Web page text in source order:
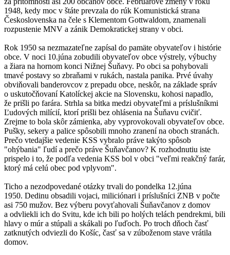
1948, kedy moc v štáte prevzala do rúk Komunistická strana
Československa na čele s Klementom Gottwaldom, znamenali
rozpustenie MNV a zánik Demokratickej strany v obci.
Rok 1950 sa nezmazateľne zapísal do pamäte obyvateľov i histórie
obce. V noci 10.júna zobudili obyvateľov obce výstrely, výbuchy
a žiara na hornom konci Nižnej Šuňavy. Po obci sa pohybovali
tmavé postavy so zbraňami v rukách, nastala panika. Prvé úvahy
obviňovali banderovcov z prepadu obce, neskôr, na základe správ
o uskutočňovaní Katolíckej akcie na Slovensku, kohosi napadlo,
že prišli po farára. Strhla sa bitka medzi obyvateľmi a príslušníkmi
Ľudových milícií, ktorí prišli bez ohlásenia na Šuňavu cvičiť.
Zrejme to bola skôr zámienka, aby vyprovokovali obyvateľov obce.
Pušky, sekery a palice spôsobili mnoho zranení na oboch stranách.
Prečo vtedajšie vedenie KSS vybralo práve takýto spôsob
"ohýbania" ľudí a prečo práve Šuňavčanov? K rozhodnutiu iste
prispelo i to, že podľa vedenia KSS bol v obci "veľmi reakčný farár,
ktorý má celú obec pod vplyvom".
Ticho a nezodpovedané otázky trvali do pondelka 12.júna
1950. Dedinu obsadili vojaci, miliciónari i príslušníci ZNB v počte
asi 750 mužov. Bez výberu povyťahovali Šuňavčanov z domov
a odvliekli ich do Svitu, kde ich bili po holých telách pendrekmi, bili
hlavy o múr a stúpali a skákali po ľuďoch. Po troch dňoch časť
zatknutých odviezli do Košíc, časť sa v zúboženom stave vrátila
domov.